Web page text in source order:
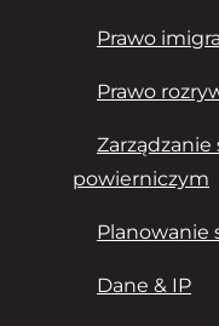
Prawo
Prawo
powierniczym
Planowanie
Dane & IP